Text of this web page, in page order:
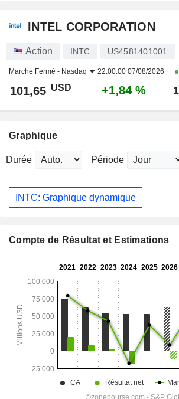
INTEL CORPORATION
Action INTC US4581401001
Marché Fermé - Nasdaq 22:00:00 07/08/2026
101,65 USD +1,84 %
Graphique
Durée Période
INTC: Graphique dynamique
Compte de Résultat et Estimations